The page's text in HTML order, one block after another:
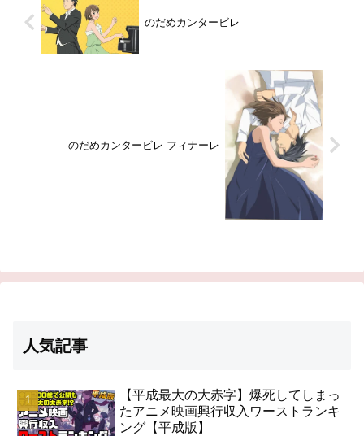
のだめカンタービレ
のだめカンタービレ フィナーレ
人気記事
【平成最大の大赤字】爆死してしまっ
たアニメ映画興行収入ワーストランキ
ング【平成版】